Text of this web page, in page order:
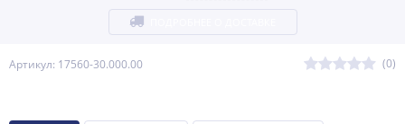
Артикул: 17560-30.000.00 (0)